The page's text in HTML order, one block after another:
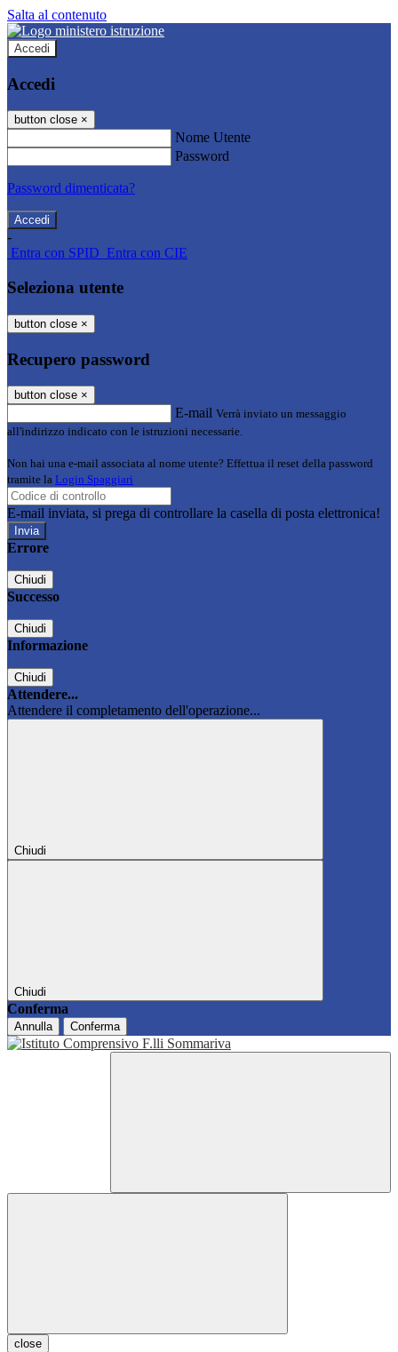
Salta al contenuto
Accedi
Accedi
button close ×
Nome Utente
Password
Password dimenticata?
-
Entra con SPID Entra con CIE
Seleziona utente
button close ×
Recupero password
button close ×
E-mail Verrà inviato un messaggio
all'indirizzo indicato con le istruzioni necessarie.
Non hai una e-mail associata al nome utente? Effettua il reset della password
tramite la Login Spaggiari
E-mail inviata, si prega di controllare la casella di posta elettronica!
Errore
Chiudi
Successo
Chiudi
Informazione
Chiudi
Attendere...
Attendere il completamento dell'operazione...
Chiudi
Chiudi
Conferma
Annulla Conferma
close